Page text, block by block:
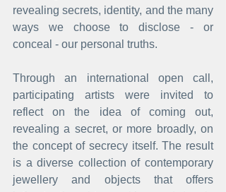
revealing secrets, identity, and the many
ways we choose to disclose - or
conceal - our personal truths.
Through an international open call,
participating artists were invited to
reflect on the idea of coming out,
revealing a secret, or more broadly, on
the concept of secrecy itself. The result
is a diverse collection of contemporary
jewellery and objects that offers